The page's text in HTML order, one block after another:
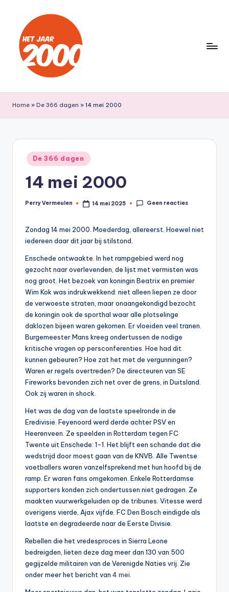
inhoud
e
t
J
0
0
lang
jaar
2000
Home » De 366 dagen » 14 mei 2000
Geplaatst
in
De 366 dagen
14 mei 2000
Geplaatst
Perry Vermeulen 14 mei 2025 Geen reacties
Zondag 14 mei 2000. Moederdag, allereerst. Hoewel niet
iedereen daar dit jaar bij stilstond.
Enschede ontwaakte. In het rampgebied werd nog
gezocht naar overlevenden, de lijst met vermisten was
nog groot. Het bezoek van koningin Beatrix en premier
Wim Kok was indrukwekkend: niet alleen liepen ze door
de verwoeste straten, maar onaangekondigd bezocht
de koningin ook de sporthal waar alle plotselinge
daklozen bijeen waren gekomen. Er vloeiden veel tranen.
Burgemeester Mans kreeg ondertussen de nodige
kritische vragen op persconferenties. Hoe had dit
kunnen gebeuren? Hoe zat het met de vergunningen?
Waren er regels overtreden? De directeuren van SE
Fireworks bevonden zich net over de grens, in Duitsland.
Ook zij waren in shock.
Het was de dag van de laatste speelronde in de
Eredivisie. Feyenoord werd derde achter PSV en
Heerenveen. Ze speelden in Rotterdam tegen FC
Twente uit Enschede: 1-1. Het blijft een schande dat die
wedstrijd door moest gaan van de KNVB. Alle Twentse
voetballers waren vanzelfsprekend met hun hoofd bij de
ramp. Er waren fans omgekomen. Enkele Rotterdamse
supporters konden zich ondertussen niet gedragen. Ze
maakten vuurwerkgeluiden op de tribunes. Vitesse werd
overigens vierde, Ajax vijfde. FC Den Bosch eindigde als
laatste en degradeerde naar de Eerste Divisie.
Rebellen die het vredesproces in Sierra Leone
bedreigden, lieten deze dag meer dan 130 van 500
gegijzelde militairen van de Verenigde Naties vrij. Zie
onder meer het bericht van 4 mei